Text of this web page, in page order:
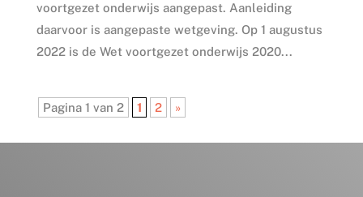
voortgezet onderwijs aangepast. Aanleiding
daarvoor is aangepaste wetgeving. Op 1 augustus
2022 is de Wet voortgezet onderwijs 2020...
Pagina 1 van 2 1 2 »